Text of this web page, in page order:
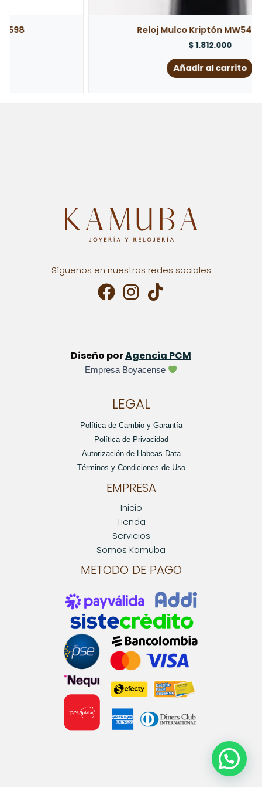
Reloj Mulco Kriptón MW54828013
Añadir al carrito
Síguenos en nuestras redes sociales
Diseño porAgencia PCM
Empresa Boyacense
LEGAL
Política de Cambio y Garantía
Política de Privacidad
Autorización de Habeas Data
Términos y Condiciones de Uso
EMPRESA
Inicio
Tienda
Servicios
Somos Kamuba
METODO DE PAGO